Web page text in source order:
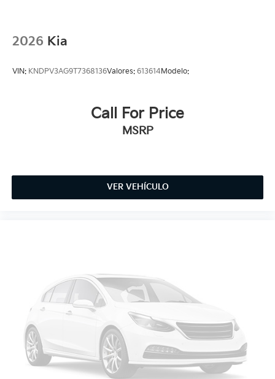
2026 Kia
VIN: KNDPV3AG9T7368136Valores: 613614Modelo:
Call For Price
MSRP
VER VEHÍCULO